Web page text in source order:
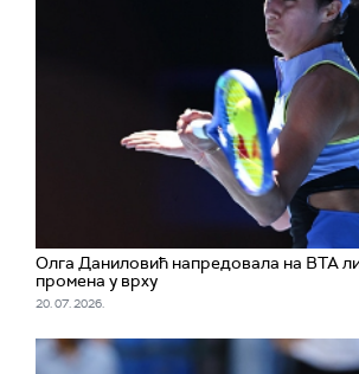
Олга Даниловић напредовала на ВТА
промена у врху
20. 07. 2026.